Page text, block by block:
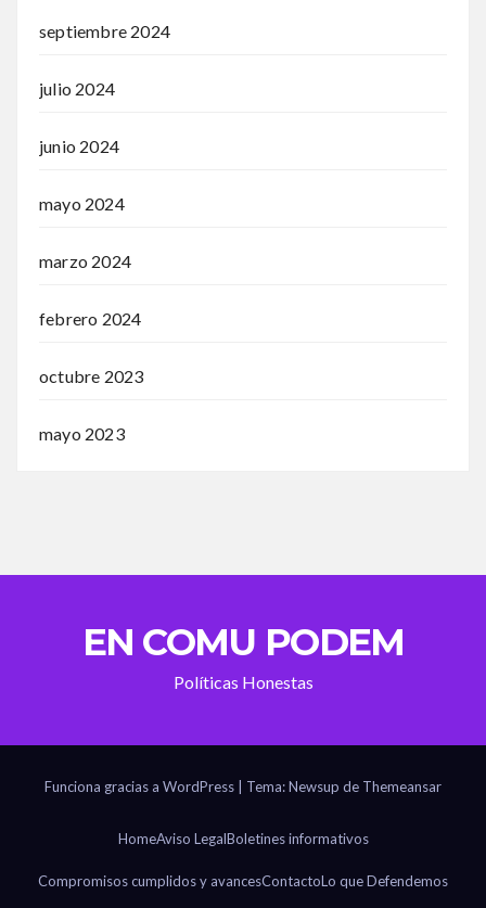
septiembre 2024
julio 2024
junio 2024
mayo 2024
marzo 2024
febrero 2024
octubre 2023
mayo 2023
EN COMU PODEM
Políticas Honestas
Funciona gracias a WordPress Tema: Newsup de Themeansar
HomeAviso LegalBoletines informativos
Compromisos cumplidos y avancesContactoLo que Defendemos